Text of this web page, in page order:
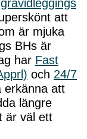
gravidleggings
att
är mjuka
BHs är
har Fast
och 24/7
erkänna att
längre
är väl ett